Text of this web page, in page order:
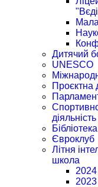
Дитячий
UNESCO
Проєктна
діяльність
Бібліотека
Євроклуб
Літня
школа
2024
2023